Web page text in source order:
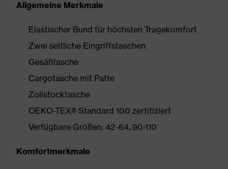
Allgemeine Merkmale
Elastischer Bund für höchsten Tragekomfort
Zwei seitliche Eingriffstaschen
Gesäßtasche
Cargotasche mit Patte
Zollstocktasche
OEKO-TEX® Standard 100 zertifiziert
Verfügbare Größen: 42-64, 90-110
Komfortmerkmale